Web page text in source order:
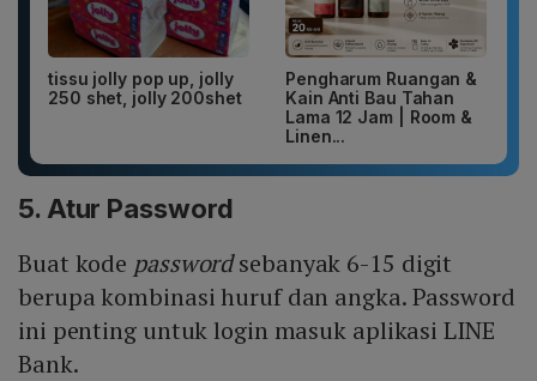
tissu jolly pop up, jolly
250 shet, jolly 200shet
Pengharum Ruangan &
Kain Anti Bau Tahan
Lama 12 Jam | Room &
Linen...
5. Atur Password
Buat kode passwordsebanyak 6-15 digit
berupa kombinasi huruf dan angka. Password
ini penting untuk login masuk aplikasi LINE
Bank.